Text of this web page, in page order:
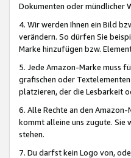
Dokumenten oder mündlicher
4. Wir werden Ihnen ein Bild
verändern. So dürfen Sie
Marke hinzufügen bzw.
5. Jede Amazon-Marke muss
grafischen oder
platzieren, der die Lesbarkeit
6. Alle Rechte an den
kommt alleine uns zugute. Sie
stehen.
7. Du darfst kein Logo von,